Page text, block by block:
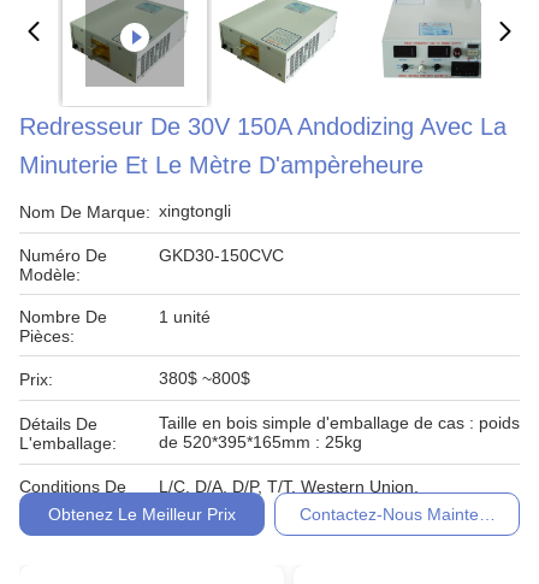
Redresseur De 30V 150A Andodizing Avec La
Minuterie Et Le Mètre D'ampèreheure
Nom De Marque: xingtongli
Numéro De
Modèle:
GKD30-150CVC
Nombre De
Pièces:
1 unité
Prix: 380$ ~800$
Détails De
L'emballage:
Taille en bois simple d'emballage de cas : poids
de 520*395*165mm : 25kg
Conditions De
Paiement:
L/C, D/A, D/P, T/T, Western Union,
Obtenez Le Meilleur Prix
Contactez-Nous Maintenant